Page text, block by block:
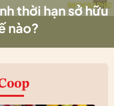
thời hạn sở hữu
nào?